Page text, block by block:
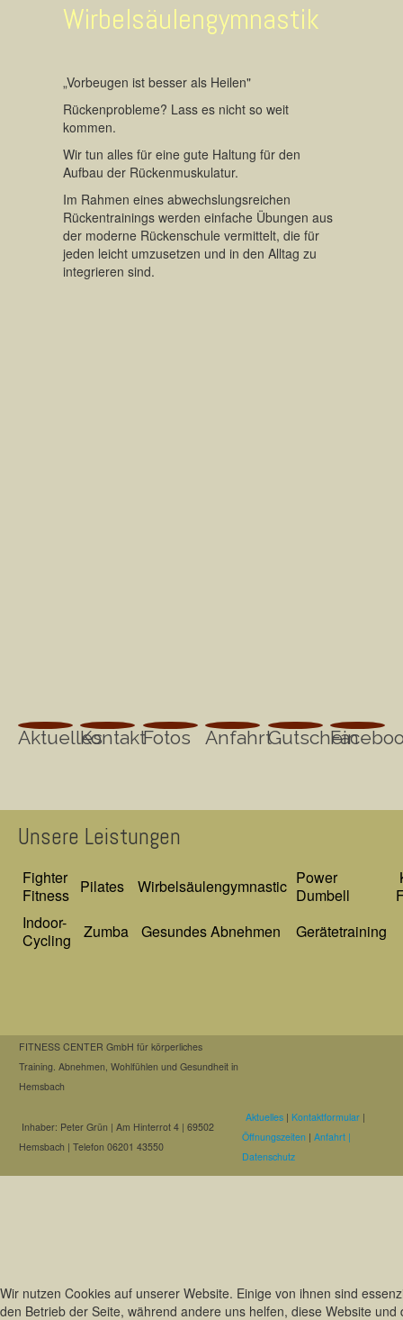
Wirbelsäulengymnastik
„Vorbeugen ist besser als Heilen"
Rückenprobleme? Lass es nicht so weit
kommen.
Wir tun alles für eine gute Haltung für den
Aufbau der Rückenmuskulatur.
Im Rahmen eines abwechslungsreichen
Rückentrainings werden einfache Übungen aus
der moderne Rückenschule vermittelt, die für
jeden leicht umzusetzen und in den Alltag zu
integrieren sind.
AktuellesKontaktFotos AnfahrtGutschein
Unsere Leistungen
Fighter
Fitness Pilates Wirbelsäulengymnastic Power
Dumbell
Indoor-
Cycling
Zumba Gesundes Abnehmen Gerätetraining
FITNESS CENTER GmbH für körperliches
Training. Abnehmen, Wohlfühlen und Gesundheit in
Hemsbach
Inhaber: Peter Grün | Am Hinterrot 4 | 69502
Hemsbach | Telefon 06201 43550
Aktuelles | Kontaktformular |
Öffnungszeiten | Anfahrt |
Datenschutz
Wir nutzen Cookies auf unserer Website. Einige von ihnen sind
den Betrieb der Seite, während andere uns helfen, diese Website und